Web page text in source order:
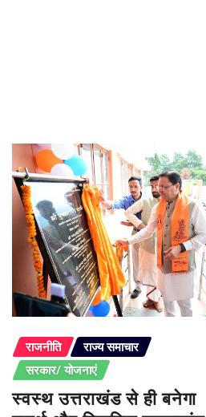
राजनीति
राज्य समाचार
सरकार/ योजनाएं
स्वस्थ उत्तराखंड से ही बनेगा